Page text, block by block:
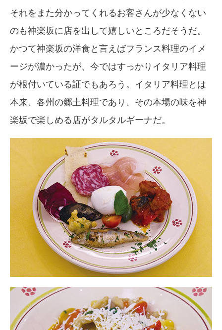
それをまた分かってくれるお客さんが少なくない
のも神楽坂に店を出して嬉しいところだそうだ。
かつて神楽坂の洋食と言えばフランス料理のイメ
ージが濃かったが、今ではすっかりイタリア料理
が根付いている証でもあろう。イタリア料理とは
本来、各州の郷土料理であり、その本場の味を神
楽坂で楽しめる店がタルタルギーナだ。